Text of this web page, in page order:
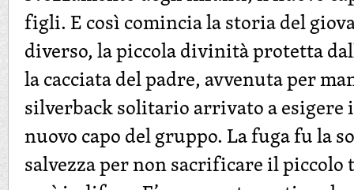
figli. E così comincia la storia del
diverso, la piccola divinità protetta
la cacciata del padre, avvenuta per
silverback solitario arrivato a esigere
nuovo capo del gruppo. La fuga fu la
salvezza per non sacrificare il piccolo